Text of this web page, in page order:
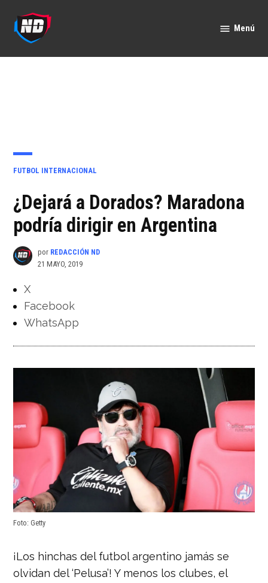
contenido
Menú
PUBLICADO
FUTBOL INTERNACIONAL
¿Dejará a Dorados? Maradona
podría dirigir en Argentina
por REDACCIÓN ND
21 MAYO, 2019
X
Facebook
WhatsApp
Foto: Getty
¡Los hinchas del futbol argentino jamás se
olvidan del ‘Pelusa’! Y menos los clubes, el